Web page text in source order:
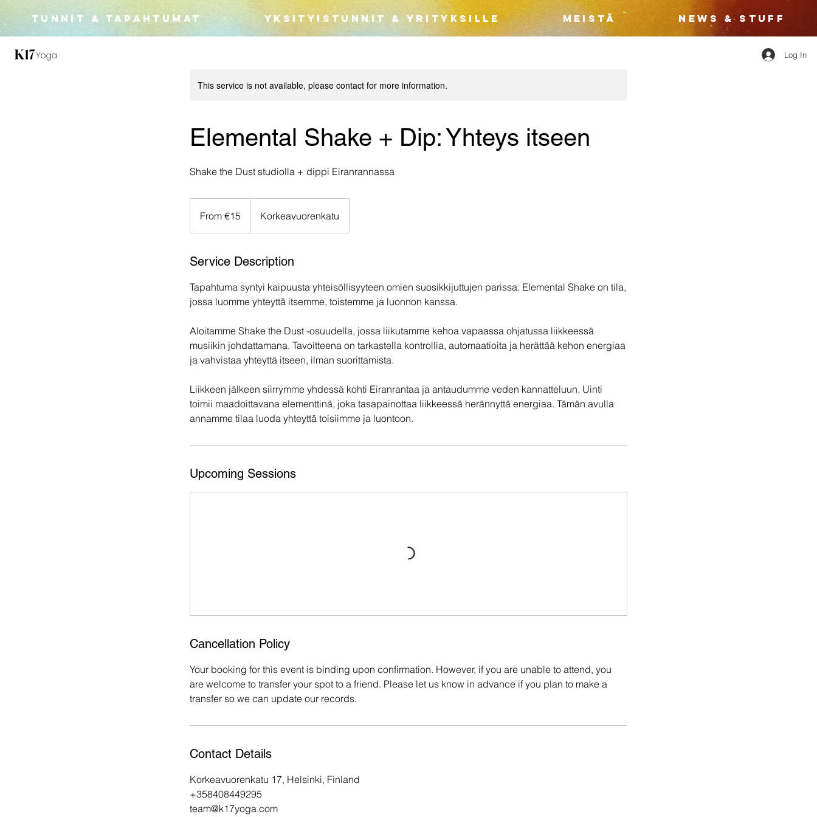
TUNNIT & TAPAHTUMAT YKSITYISTUNNIT & YRITYKSILLE MEISTÄ NEWS & STUFF
Log In
This service is not available, please contact for more information.
Elemental Shake + Dip: Yhteys itseen
Shake the Dust studiolla + dippi Eiranrannassa
eurosFrom €15 Korkeavuorenkatu
Service Description
Tapahtuma syntyi kaipuusta yhteisöllisyyteen omien suosikkijuttujen parissa. Elemental Shake on tila,
jossa luomme yhteyttä itsemme, toistemme ja luonnon kanssa.
Aloitamme Shake the Dust -osuudella, jossa liikutamme kehoa vapaassa ohjatussa liikkeessä
musiikin johdattamana. Tavoitteena on tarkastella kontrollia, automaatioita ja herättää kehon energiaa
ja vahvistaa yhteyttä itseen, ilman suorittamista.
Liikkeen jälkeen siirrymme yhdessä kohti Eiranrantaa ja antaudumme veden kannatteluun. Uinti
toimii maadoittavana elementtinä, joka tasapainottaa liikkeessä herännyttä energiaa. Tämän avulla
annamme tilaa luoda yhteyttä toisiimme ja luontoon.
Upcoming Sessions
Cancellation Policy
Your booking for this event is binding upon confirmation. However, if you are unable to attend, you
are welcome to transfer your spot to a friend. Please let us know in advance if you plan to make a
transfer so we can update our records.
Contact Details
Korkeavuorenkatu 17, Helsinki, Finland
+358408449295
team@k17yoga.com